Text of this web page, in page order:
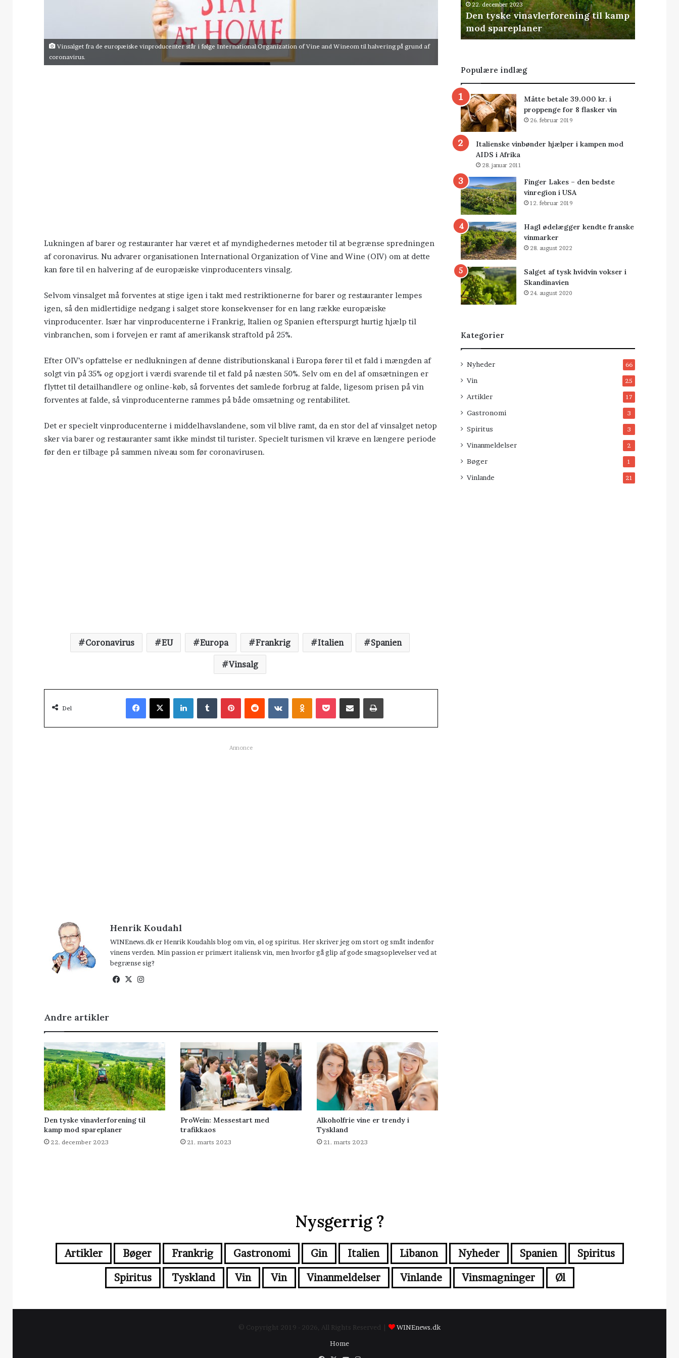
Vinsalget fra de europæiske vinproducenter står i følge International Organization of Vine and Wineom til halvering på grund af
coronavirus.
Lukningen af barer og restauranter har været et af myndighedernes metoder til at begrænse spredningen
af coronavirus. Nu advarer organisationen International Organization of Vine and Wine (OIV) om at dette
kan føre til en halvering af de europæiske vinproducenters vinsalg.
Selvom vinsalget må forventes at stige igen i takt med restriktionerne for barer og restauranter lempes
igen, så den midlertidige nedgang i salget store konsekvenser for en lang række europæiske
vinproducenter. Især har vinproducenterne i Frankrig, Italien og Spanien efterspurgt hurtig hjælp til
vinbranchen, som i forvejen er ramt af amerikansk straftold på 25%.
Efter OIV’s opfattelse er nedlukningen af denne distributionskanal i Europa fører til et fald i mængden af
solgt vin på 35% og opgjort i værdi svarende til et fald på næsten 50%. Selv om en del af omsætningen er
flyttet til detailhandlere og online-køb, så forventes det samlede forbrug at falde, ligesom prisen på vin
forventes at falde, så vinproducenterne rammes på både omsætning og rentabilitet.
Det er specielt vinproducenterne i middelhavslandene, som vil blive ramt, da en stor del af vinsalget netop
sker via barer og restauranter samt ikke mindst til turister. Specielt turismen vil kræve en længere periode
før den er tilbage på sammen niveau som før coronavirusen.
Coronavirus EU Europa Frankrig Italien Spanien
Vinsalg
Del
Facebook
X LinkedInTumblrPinterestReddit VKontakteOdnoklassniki
Pocket Share via Email Udskriv
Annonce
Henrik Koudahl
WINEnews.dk er Henrik Koudahls blog om vin, øl og spiritus. Her skriver jeg om stort og småt indenfor
vinens verden. Min passion er primært italiensk vin, men hvorfor gå glip af gode smagsoplevelser ved at
begrænse sig?
Facebook
X
Andre artikler
Den tyske vinavlerforening til
kamp mod spareplaner
22. december 2023
ProWein: Messestart med
trafikkaos
21. marts 2023
Alkoholfrie vine er trendy i
Tyskland
21. marts 2023
22. december 2023
Den tyske vinavlerforening til kamp
mod spareplaner
Populære indlæg
Måtte betale 39.000 kr. i
proppenge for 8 flasker vin
26. februar 2019
Italienske vinbønder hjælper i kampen mod
AIDS i Afrika
28. januar 2011
Finger Lakes – den bedste
vinregion i USA
12. februar 2019
Hagl ødelægger kendte franske
vinmarker
28. august 2022
Salget af tysk hvidvin vokser i
Skandinavien
24. august 2020
Kategorier
Nyheder 66
Vin 25
Artikler 17
Gastronomi 3
Spiritus 3
Vinanmeldelser 2
Bøger 1
Vinlande 21
Nysgerrig ?
Artikler Bøger Frankrig Gastronomi Gin Italien Libanon Nyheder Spanien
Spiritus
Spiritus
Tyskland Vin Vin Vinanmeldelser Vinlande Vinsmagninger Øl
© Copyright 2019 - 2026, All Rights Reserved |
WINEnews.dk
Home